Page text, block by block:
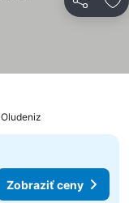
Zdieľať
ceny
Zobraziť ceny